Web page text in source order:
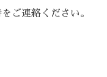
連絡ください。